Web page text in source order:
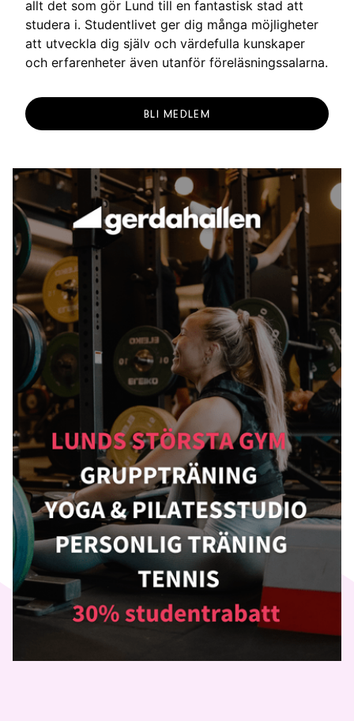
allt det som gör Lund till en fantastisk stad att
studera i. Studentlivet ger dig många möjligheter
att utveckla dig själv och värdefulla kunskaper
och erfarenheter även utanför föreläsningssalarna.
BLI MEDLEM